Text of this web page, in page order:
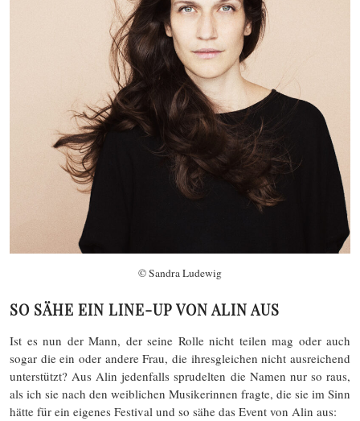
© Sandra Ludewig
SO SÄHE EIN LINE-UP VON ALIN AUS
Ist es nun der Mann, der seine Rolle nicht teilen mag oder auch
sogar die ein oder andere Frau, die ihresgleichen nicht ausreichend
unterstützt? Aus Alin jedenfalls sprudelten die Namen nur so raus,
als ich sie nach den weiblichen Musikerinnen fragte, die sie im Sinn
hätte für ein eigenes Festival und so sähe das Event von Alin aus: